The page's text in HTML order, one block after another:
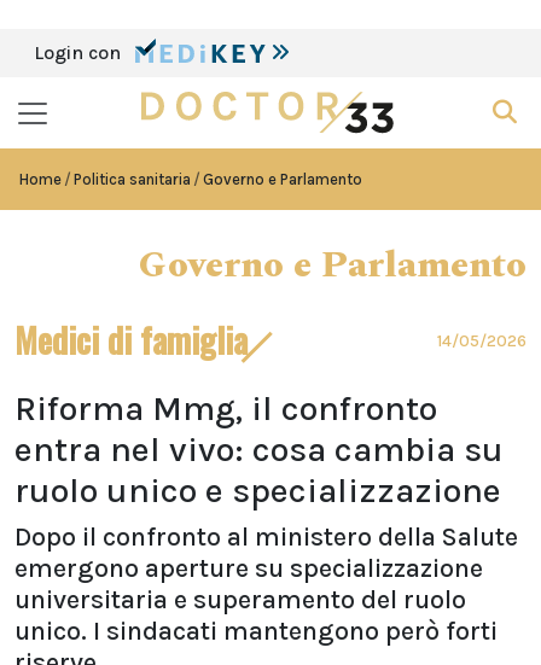
Login con
Home Politica sanitaria Governo e Parlamento
Governo e Parlamento
Medici di famiglia 14/05/2026
Riforma Mmg, il confronto
entra nel vivo: cosa cambia su
ruolo unico e specializzazione
Dopo il confronto al ministero della Salute
emergono aperture su specializzazione
universitaria e superamento del ruolo
unico. I sindacati mantengono però forti